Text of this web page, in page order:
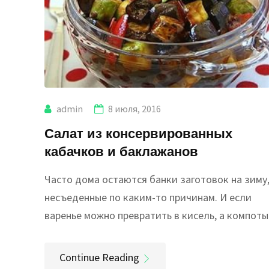
admin 8 июля, 2016
Салат из консервированных
кабачков и баклажанов
Часто дома остаются банки заготовок на зиму,
несъеденные по каким-то причинам. И если
варенье можно превратить в кисель, а компоты
Continue Reading